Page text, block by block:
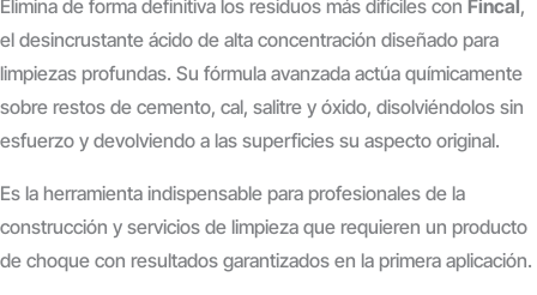
Elimina de forma definitiva los residuos más difíciles con Fincal,
el desincrustante ácido de alta concentración diseñado para
limpiezas profundas. Su fórmula avanzada actúa químicamente
sobre restos de cemento, cal, salitre y óxido, disolviéndolos sin
esfuerzo y devolviendo a las superficies su aspecto original.
Es la herramienta indispensable para profesionales de la
construcción y servicios de limpieza que requieren un producto
de choque con resultados garantizados en la primera aplicación.